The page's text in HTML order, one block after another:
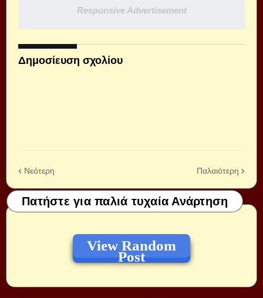
Responsive Advertisement
Δημοσίευση σχολίου
Νεότερη Παλαιότερη
Πατήστε για παλιά τυχαία Ανάρτηση
View Random
Post